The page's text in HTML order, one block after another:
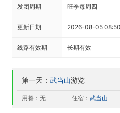
发团周期 旺季每周四
更新日期 2026-08-05 08:50
线路有效期 长期有效
第一天： 武当山游览
用餐：无 住宿： 武当山